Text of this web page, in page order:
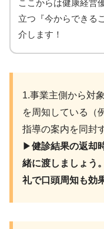
ここからは健康経営
立つ『今からできる
介します！
1.事業主側から対
を周知している（
指導の案内を同封
▶︎健診結果の返却
緒に渡しましょう
礼で口頭周知も効